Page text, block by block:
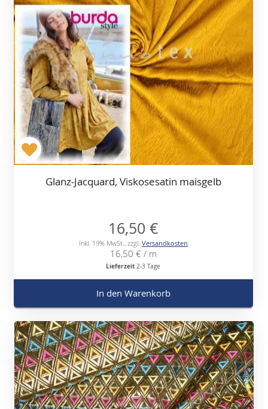
Glanz-Jacquard, Viskosesatin maisgelb
16,50 €
Inkl. 19% MwSt., zzgl. Versandkosten
16,50 € / m
Lieferzeit 2-3 Tage
In den Warenkorb